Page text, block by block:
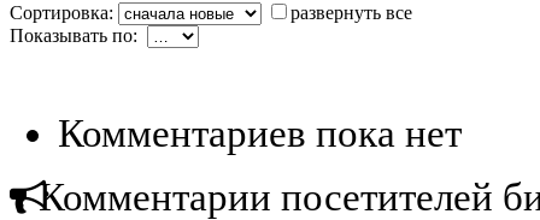
Сортировка:
развернуть все
Показывать по:
Комментариев пока нет
Комментарии посетителей